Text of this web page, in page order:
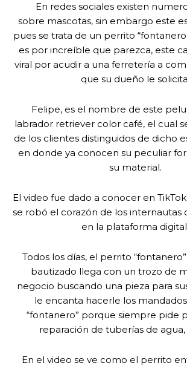
En redes sociales existen
sobre mascotas, sin embargo este
pues se trata de un perrito
es por increíble que parezca, este
viral por acudir a una ferretería a
que su dueño le
Felipe, es el nombre de este
labrador retriever color café, el cual
de los clientes distinguidos de dicho
en donde ya conocen su peculiar
su material.
El video fue dado a conocer en
se robó el corazón de los internautas
en la plataforma
Todos los días, el perrito
bautizado llega con un trozo de
negocio buscando una pieza para
le encanta hacerle los
“fontanero” porque siempre pide
reparación de tuberías de agua,
En el video se ve como el perrito